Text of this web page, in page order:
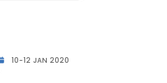
10-12 JAN 2020